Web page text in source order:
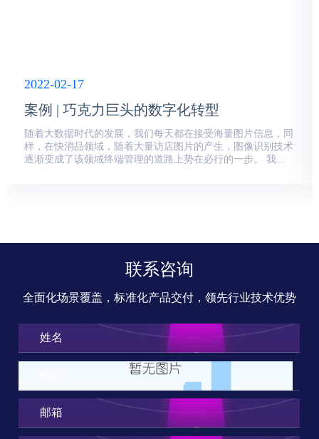
2022-02-17
案例 | 巧克力巨头的数字化转型
随着大数据时代的发展，我们每天都在接受海量图片信息，同
样，在快消品领域，随着大量访店图片的产生，图像识别技术
逐渐变成了该领域终端管理的道路上势在必行的一步。 我们
联系咨询
全面化场景覆盖，标准化产品交付，领先行业技术优势
姓名
邮箱